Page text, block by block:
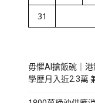
31
毋懼AI搶飯碗｜
學歷月入近2.3萬